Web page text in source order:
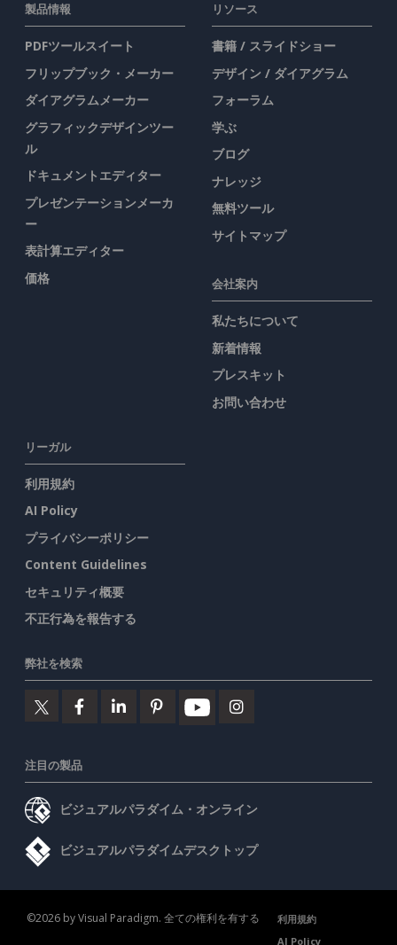
製品情報
PDFツールスイート
フリップブック・メーカー
ダイアグラムメーカー
グラフィックデザインツー
ル
ドキュメントエディター
プレゼンテーションメーカ
ー
表計算エディター
価格
リソース
書籍 / スライドショー
デザイン / ダイアグラム
フォーラム
学ぶ
ブログ
ナレッジ
無料ツール
サイトマップ
会社案内
私たちについて
新着情報
プレスキット
お問い合わせ
リーガル
利用規約
AI Policy
プライバシーポリシー
Content Guidelines
セキュリティ概要
不正行為を報告する
弊社を検索
注目の製品
ビジュアルパラダイム・オンライン
ビジュアルパラダイムデスクトップ
©2026 by Visual Paradigm. 全ての権利を有する
利用規約
AI Policy